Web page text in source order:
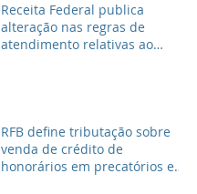
Receita Federal publica
alteração nas regras de
atendimento relativas ao
RFB define tributação sobre
venda de crédito de
honorários em precatórios e